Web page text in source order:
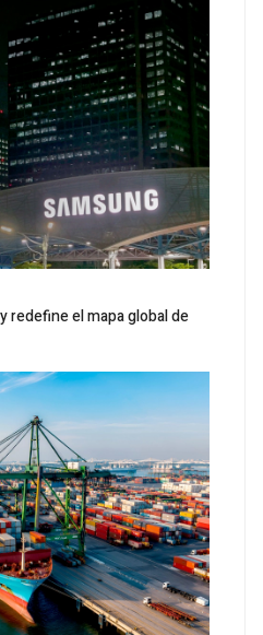
redefine el mapa global de